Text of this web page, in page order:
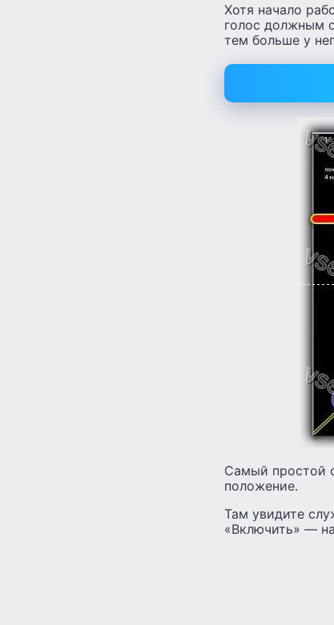
Хотя начало
голос должным
тем больше у
Самый простой
положение.
Там увидите
«Включить» —